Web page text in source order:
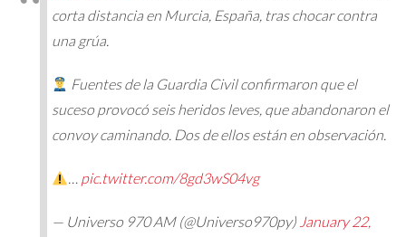
corta distancia en Murcia, España, tras chocar contra
una grúa.
Fuentes de la Guardia Civil confirmaron que el
suceso provocó seis heridos leves, que abandonaron el
convoy caminando. Dos de ellos están en observación.
… pic.twitter.com/8gd3wS04vg
— Universo 970 AM (@Universo970py) January 22,